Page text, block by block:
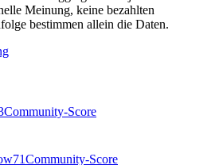
Meinung, keine bezahlten
bestimmen allein die Daten.
Community-Score
71Community-Score